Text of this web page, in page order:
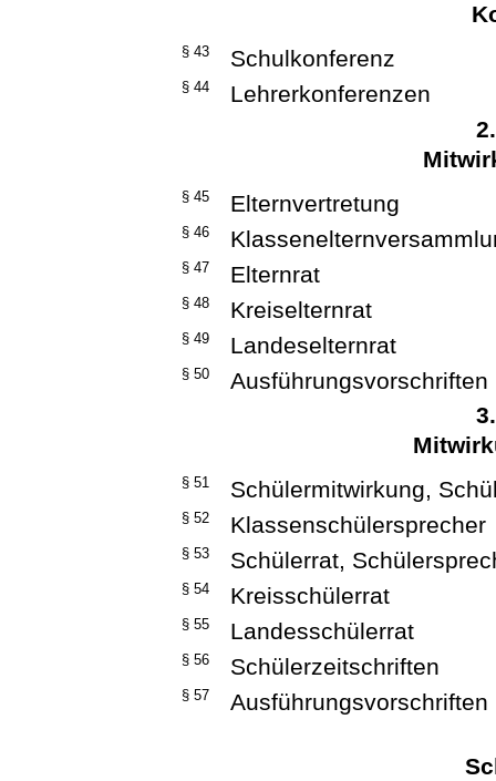
§ 43 Schulkonferenz
§ 44
Lehrerkonferenzen
§ 45 Elternvertretung
§ 46
§ 47 Elternrat
§ 48 Kreiselternrat
§ 49 Landeselternrat
§ 50
Ausführungsvorschriften
§ 51 Schülermitwirkung,
§ 52 Klassenschülersprecher
§ 53 Schülerrat,
§ 54 Kreisschülerrat
§ 55 Landesschülerrat
§ 56 Schülerzeitschriften
§ 57 Ausführungsvorschriften